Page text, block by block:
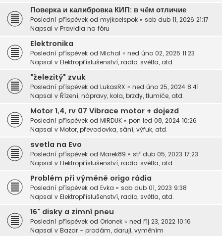
Поверка и калибровка КИП: в чём отличие
Poslední příspěvek od myjkoelspok « sob dub 11, 2026 21:17
Napsal v Pravidla na fóru
Elektronika
Poslední příspěvek od Michal « ned úno 02, 2025 11:23
Napsal v Elektropříslušenství, radio, světla, atd.
"železitý" zvuk
Poslední příspěvek od LukasRX « ned úno 25, 2024 8:41
Napsal v Řízení, nápravy, kola, brzdy, tlumiče, atd.
Motor 1,4, rv 07 Vibrace motor + dojezd
Poslední příspěvek od MIRDUK « pon led 08, 2024 10:26
Napsal v Motor, převodovka, sání, výfuk, atd.
svetla na Evo
Poslední příspěvek od Marek89 « stř dub 05, 2023 17:23
Napsal v Elektropříslušenství, radio, světla, atd.
Problém při výměně origo rádia
Poslední příspěvek od Evka « sob dub 01, 2023 9:38
Napsal v Elektropříslušenství, radio, světla, atd.
16" disky a zimní pneu
Poslední příspěvek od Orionek « ned říj 23, 2022 10:16
Napsal v Bazar - prodám, daruji, vyměním